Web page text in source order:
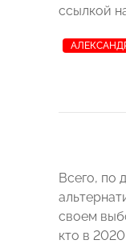
ссылкой
Всего, по
своем
кто в